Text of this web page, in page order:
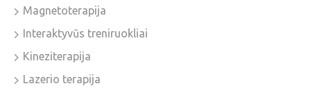
Magnetoterapija
Interaktyvūs treniruokliai
Kineziterapija
Lazerio terapija